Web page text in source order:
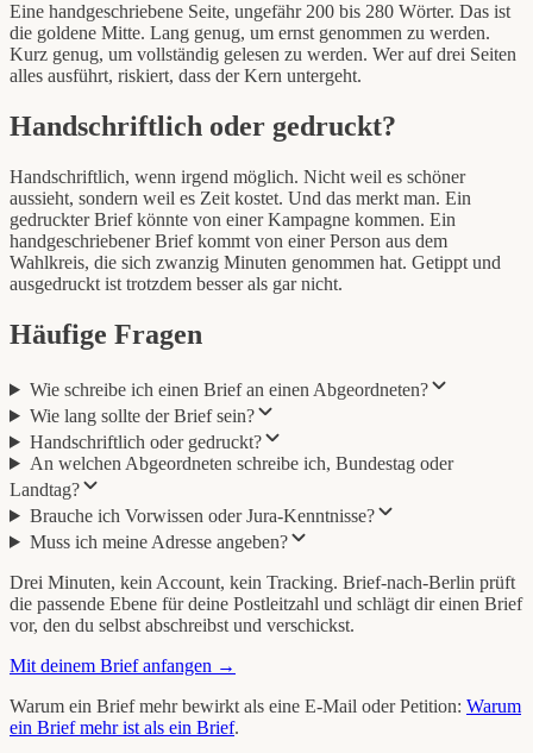
Eine handgeschriebene Seite, ungefähr 200 bis 280 Wörter. Das ist
die goldene Mitte. Lang genug, um ernst genommen zu werden.
Kurz genug, um vollständig gelesen zu werden. Wer auf drei Seiten
alles ausführt, riskiert, dass der Kern untergeht.
Handschriftlich oder gedruckt?
Handschriftlich, wenn irgend möglich. Nicht weil es schöner
aussieht, sondern weil es Zeit kostet. Und das merkt man. Ein
gedruckter Brief könnte von einer Kampagne kommen. Ein
handgeschriebener Brief kommt von einer Person aus dem
Wahlkreis, die sich zwanzig Minuten genommen hat. Getippt und
ausgedruckt ist trotzdem besser als gar nicht.
Häufige Fragen
Wie schreibe ich einen Brief an einen Abgeordneten?
Wie lang sollte der Brief sein?
Handschriftlich oder gedruckt?
An welchen Abgeordneten schreibe ich, Bundestag oder
Landtag?
Brauche ich Vorwissen oder Jura-Kenntnisse?
Muss ich meine Adresse angeben?
Drei Minuten, kein Account, kein Tracking. Brief-nach-Berlin prüft
die passende Ebene für deine Postleitzahl und schlägt dir einen Brief
vor, den du selbst abschreibst und verschickst.
Mit deinem Brief anfangen →
Warum ein Brief mehr bewirkt als eine E-Mail oder Petition: Warum
ein Brief mehr ist als ein Brief.